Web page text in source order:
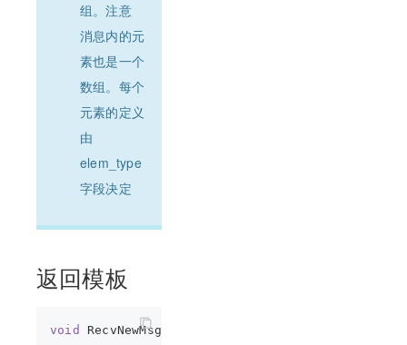
组。注意
消息内的元
素也是一个
数组。每个
元素的定义
由
elem_type
字段决定
返回模板
void